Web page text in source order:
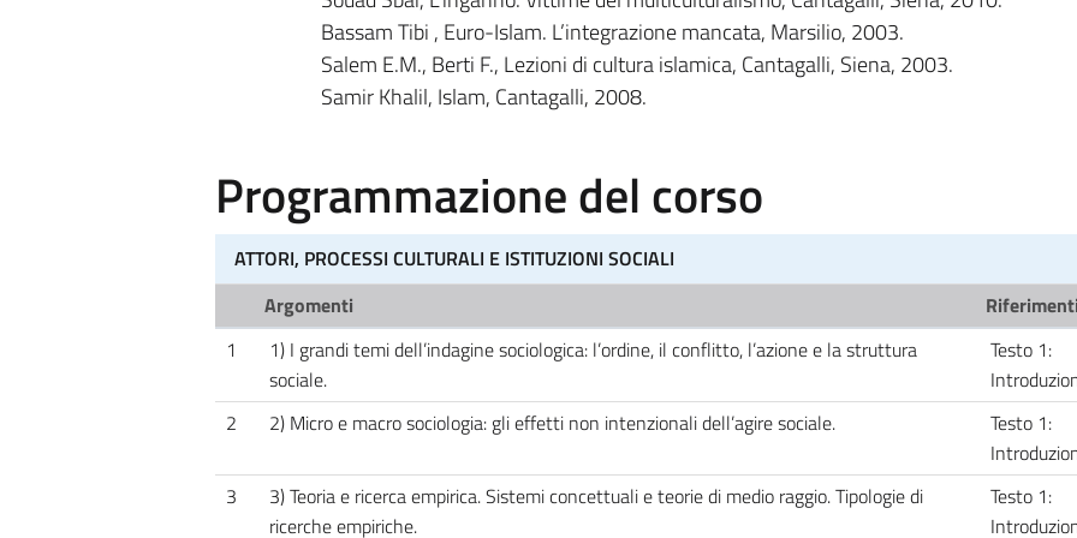
Bassam Tibi , Euro-Islam. L’integrazione mancata, Marsilio, 2003.
Salem E.M., Berti F., Lezioni di cultura islamica, Cantagalli, Siena, 2003.
Samir Khalil, Islam, Cantagalli, 2008.
Programmazione del corso
ATTORI, PROCESSI CULTURALI E ISTITUZIONI SOCIALI
Argomenti
1
1) I grandi temi dell’indagine sociologica: l’ordine, il conflitto, l’azione e la struttura
sociale.
Testo 1:
2
2) Micro e macro sociologia: gli effetti non intenzionali dell’agire sociale.
Testo 1:
3
3) Teoria e ricerca empirica. Sistemi concettuali e teorie di medio raggio. Tipologie di
ricerche empiriche.
Testo 1: